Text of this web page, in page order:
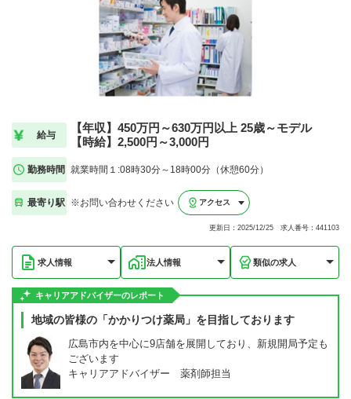
給与
【年収】450万円～630万円以上 25歳～モデル
【時給】2,500円～3,000円
勤務時間 就業時間１:08時30分～18時00分（休憩60分）
最寄り駅 ※お問い合わせください アクセス
更新日：2025/12/25 求人番号：441103
求人情報 法人情報 類似の求人
キャリアアドバイザーのレポート
地域の皆様の「かかりつけ薬局」を目指しております
広島市内を中心に9店舗を展開しており、新規開局予定も
ございます
キャリアアドバイザー 薬剤師担当